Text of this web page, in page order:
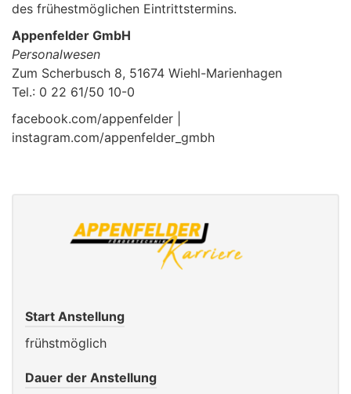
des frühestmöglichen Eintrittstermins.
Appenfelder GmbH
Personalwesen
Zum Scherbusch 8, 51674 Wiehl-Marienhagen
Tel.: 0 22 61/50 10-0
facebook.com/appenfelder |
instagram.com/appenfelder_gmbh
Start Anstellung
frühstmöglich
Dauer der Anstellung